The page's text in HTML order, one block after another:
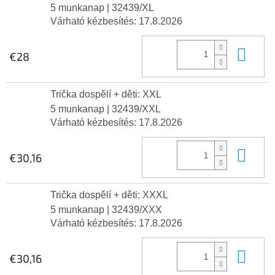
5 munkanap
| 32439/XL
Várható kézbesítés: 17.8.2026
€28
Trička dospělí + děti: XXL
5 munkanap
| 32439/XXL
Várható kézbesítés: 17.8.2026
€30,16
Trička dospělí + děti: XXXL
5 munkanap
| 32439/XXX
Várható kézbesítés: 17.8.2026
€30,16